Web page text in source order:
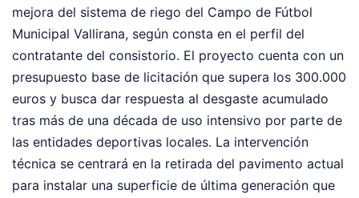
mejora del sistema de riego del Campo de Fútbol
Municipal Vallirana, según consta en el perfil del
contratante del consistorio. El proyecto cuenta con un
presupuesto base de licitación que supera los 300.000
euros y busca dar respuesta al desgaste acumulado
tras más de una década de uso intensivo por parte de
las entidades deportivas locales. La intervención
técnica se centrará en la retirada del pavimento actual
para instalar una superficie de última generación que